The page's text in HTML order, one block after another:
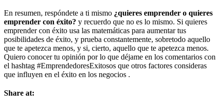
En resumen, respóndete a ti mismo ¿quieres emprender o quieres
emprender con éxito? y recuerdo que no es lo mismo. Si quieres
emprender con éxito usa las matemáticas para aumentar tus
posibilidades de éxito, y prueba constantemente, sobretodo aquello
que te apetezca menos, y si, cierto, aquello que te apetezca menos.
Quiero conocer tu opinión por lo que déjame en los comentarios con
el hashtag #EmprendedoresExitosos que otros factores consideras
que influyen en el éxito en los negocios .
Share at: